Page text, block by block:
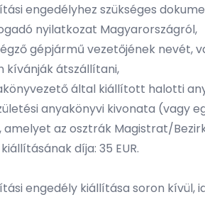
engedélyhez szükséges
nyilatkozat Magyarországról,
gépjármű vezetőjének nevét,
kívánják átszállítani,
által kiállított halotti
anyakönyvi kivonata (vagy
, amelyet az osztrák Magistrat/
díja: 35 EUR.
engedély kiállítása soron kívül,